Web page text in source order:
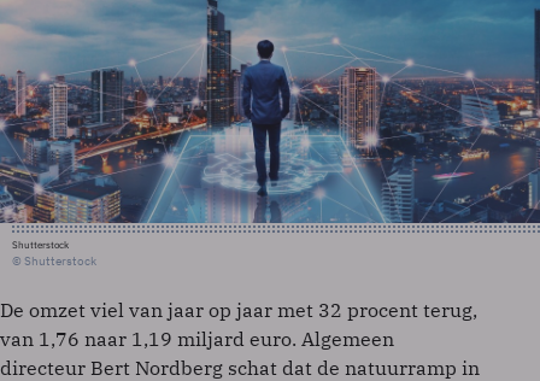
Shutterstock
© Shutterstock
De omzet viel van jaar op jaar met 32 procent terug,
van 1,76 naar 1,19 miljard euro. Algemeen
directeur Bert Nordberg schat dat de natuurramp in